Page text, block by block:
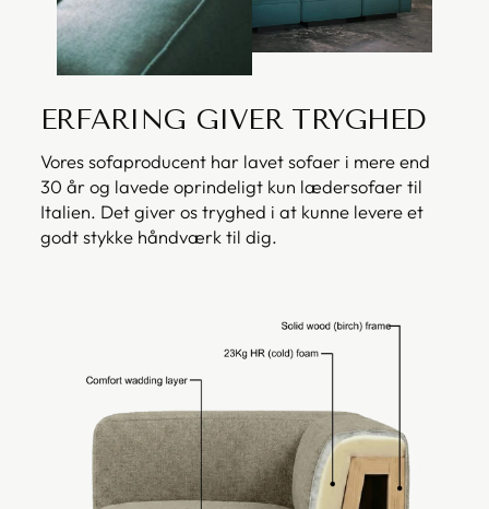
ERFARING GIVER TRYGHED
Vores sofaproducent har lavet sofaer i mere end
30 år og lavede oprindeligt kun lædersofaer til
Italien. Det giver os tryghed i at kunne levere et
godt stykke håndværk til dig.